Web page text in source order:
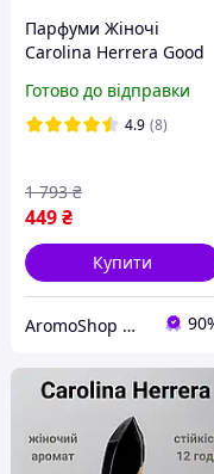
Парфуми Жіночі
Carolina Herrera Good
вода 80 ml
Готово до відправки
4.9 (8)
449 ₴
1 793 ₴
Купити
AromoShop — интернет-магазин парфюмерии и косметики